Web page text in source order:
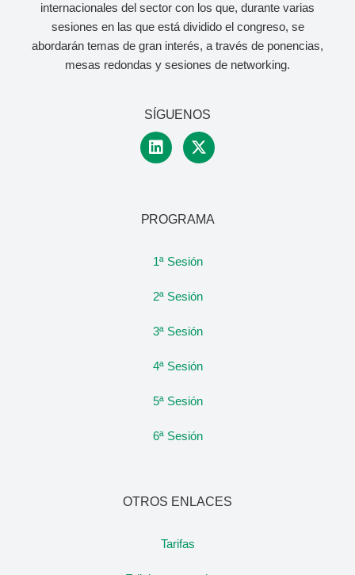
internacionales del sector con los que, durante varias
sesiones en las que está dividido el congreso, se
abordarán temas de gran interés, a través de ponencias,
mesas redondas y sesiones de networking.
SÍGUENOS
PROGRAMA
1ª Sesión
2ª Sesión
3ª Sesión
4ª Sesión
5ª Sesión
6ª Sesión
OTROS ENLACES
Tarifas